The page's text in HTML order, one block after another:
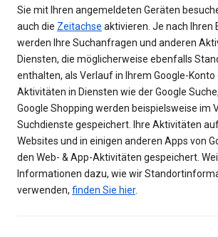
Sie mit Ihren angemeldeten Geräten
auch die Zeitachse aktivieren. Je nach Ihren
werden Ihre Suchanfragen und anderen
Diensten, die möglicherweise ebenfalls
enthalten, als Verlauf in Ihrem Google-Konto
Aktivitäten in Diensten wie der Google
Google Shopping werden beispielsweise im
Suchdienste gespeichert. Ihre Aktivitäten
Websites und in einigen anderen Apps von
den Web- & App-Aktivitäten gespeichert.
Informationen dazu, wie wir
verwenden, finden Sie hier.